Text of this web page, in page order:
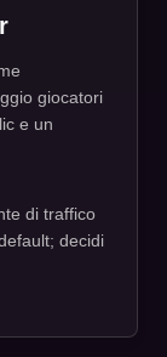
giocatori
e un
di traffico
decidi